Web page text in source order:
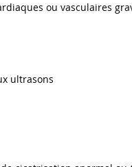
ou vasculaires
ultrasons